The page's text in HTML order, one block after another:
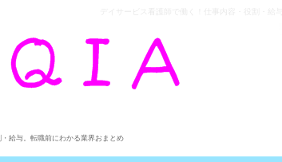
給与。転職前にわかる業界おまとめ